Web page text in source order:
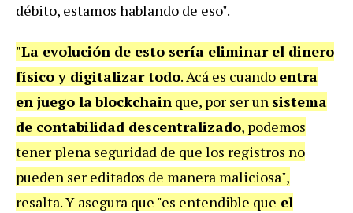
débito, estamos hablando de eso".
"La evolución de esto sería eliminar el dinero
físico y digitalizar todo. Acá es cuando entra
en juego lablockchain que, por ser un sistema
de contabilidad descentralizado, podemos
tener plena seguridad de que los registros no
pueden ser editados de manera maliciosa",
resalta.Y asegura que "es entendible que el